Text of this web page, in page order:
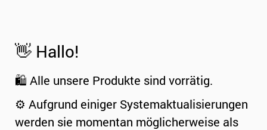
👋 Hallo!
🛍️ Alle unsere Produkte sind vorrätig.
⚙️ Aufgrund einiger Systemaktualisierungen
werden sie momentan möglicherweise als